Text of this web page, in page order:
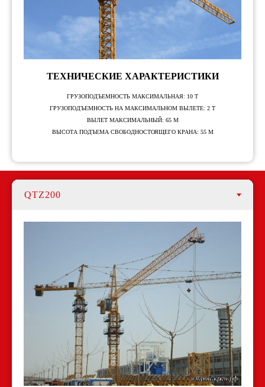
ТЕХНИЧЕСКИЕ ХАРАКТЕРИСТИКИ
ГРУЗОПОДЪЕМНОСТЬ МАКСИМАЛЬНАЯ: 10 Т
ГРУЗОПОДЪЕМНОСТЬ НА МАКСИМАЛЬНОМ ВЫЛЕТЕ: 2 Т
ВЫЛЕТ МАКСИМАЛЬНЫЙ: 65 М
ВЫСОТА ПОДЪЕМА СВОБОДНОСТОЯЩЕГО КРАНА: 55 М